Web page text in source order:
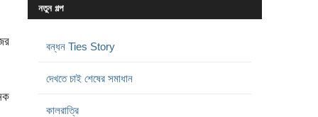
নতুন গল্প
বন্ধন Ties Story
দেখতে চাই শেষের সমাধান
কালরাত্রি